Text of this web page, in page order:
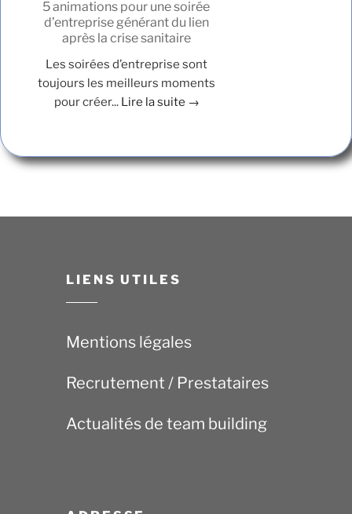
5 animations pour une soirée
d’entreprise générant du lien
après la crise sanitaire
Les soirées d’entreprise sont
toujours les meilleurs moments
pour créer... Lire la suite →
LIENS UTILES
Mentions légales
Recrutement / Prestataires
Actualités de team building